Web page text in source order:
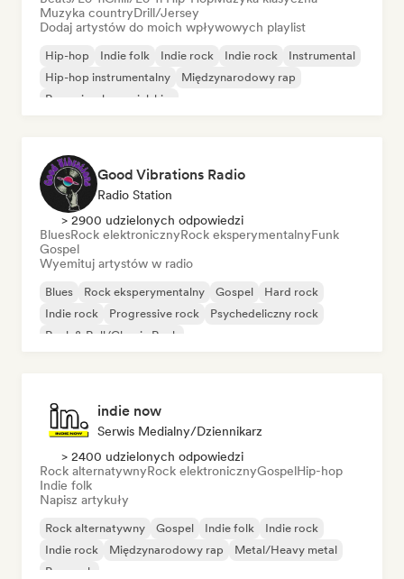
Muzyka countryDrill/Jersey
Dodaj artystów do moich wpływowych playlist
Hip-hop Indie folk Indie rock Indie rock
Instrumental
Hip-hop instrumentalny
Międzynarodowy rap
Rap w języku angielskim
Good Vibrations Radio
Radio Station
> 2900 udzielonych odpowiedzi
BluesRock elektronicznyRock eksperymentalnyFunk
Gospel
Wyemituj artystów w radio
Blues Rock eksperymentalny Gospel
Hard rock
Indie rock
Progressive rock
Psychedeliczny rock
Rock & Roll/Classic Rock
indie now
Serwis Medialny/Dziennikarz
> 2400 udzielonych odpowiedzi
Rock alternatywnyRock elektronicznyGospelHip-hop
Indie folk
Napisz artykuły
Rock alternatywny Gospel Indie folk
Indie rock
Indie rock
Międzynarodowy rap
Metal/Heavy metal
Pop rock